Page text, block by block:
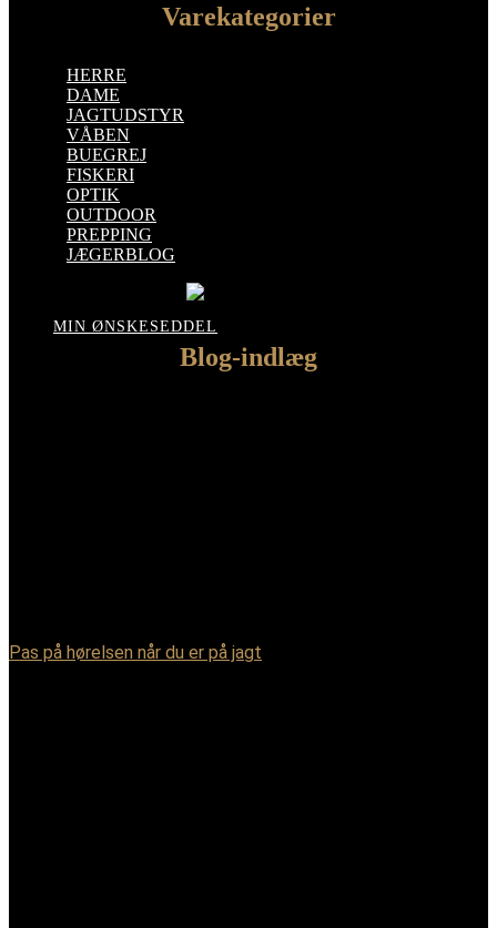
Varekategorier
HERRE
DAME
JAGTUDSTYR
VÅBEN
BUEGREJ
FISKERI
OPTIK
OUTDOOR
PREPPING
JÆGERBLOG
MIN ØNSKESEDDEL
Blog-indlæg
Pas på hørelsen når du er på jagt